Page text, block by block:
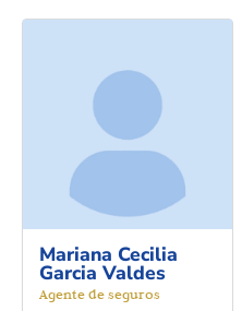
Mariana Cecilia
Garcia Valdes
Agente de seguros